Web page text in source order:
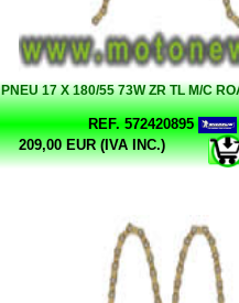
PNEU 17 X 180/55 73W ZR TL M/C
REF. 572420895
209,00 EUR (IVA INC.)